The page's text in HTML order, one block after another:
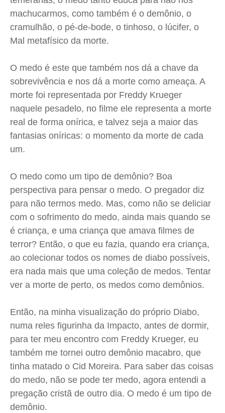
machucarmos, como também é o demônio, o
cramulhão, o pé-de-bode, o tinhoso, o lúcifer, o
Mal metafísico da morte.
O medo é este que também nos dá a chave da
sobrevivência e nos dá a morte como ameaça. A
morte foi representada por Freddy Krueger
naquele pesadelo, no filme ele representa a morte
real de forma onírica, e talvez seja a maior das
fantasias oníricas: o momento da morte de cada
um.
O medo como um tipo de demônio? Boa
perspectiva para pensar o medo. O pregador diz
para não termos medo. Mas, como não se deliciar
com o sofrimento do medo, ainda mais quando se
é criança, e uma criança que amava filmes de
terror? Então, o que eu fazia, quando era criança,
ao colecionar todos os nomes de diabo possíveis,
era nada mais que uma coleção de medos. Tentar
ver a morte de perto, os medos como demônios.
Então, na minha visualização do próprio Diabo,
numa reles figurinha da Impacto, antes de dormir,
para ter meu encontro com Freddy Krueger, eu
também me tornei outro demônio macabro, que
tinha matado o Cid Moreira. Para saber das coisas
do medo, não se pode ter medo, agora entendi a
pregação cristã de outro dia. O medo é um tipo de
demônio.